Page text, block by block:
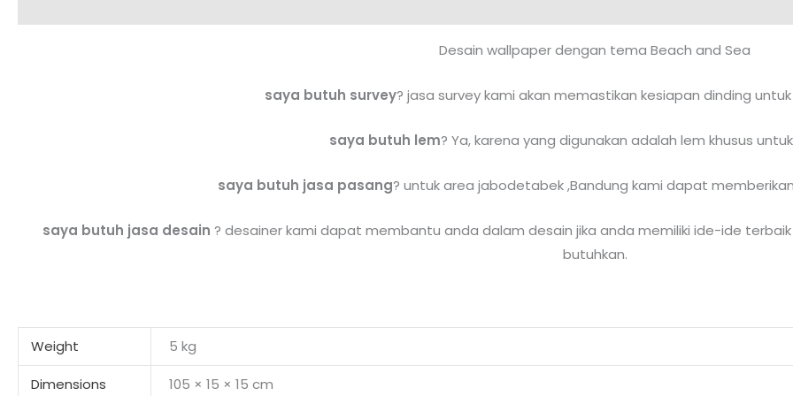
Desain wallpaper dengan tema Beach and Sea
saya butuh survey? jasa survey kami akan memastikan kesiapan dinding
saya butuh lem? Ya, karena yang digunakan adalah lem khusus
saya butuh jasa pasang? untuk area jabodetabek ,Bandung kami dapat
saya butuh jasa desain ? desainer kami dapat membantu anda dalam desain jika anda memiliki ide-ide
butuhkan.
Weight 5 kg
Dimensions 105 × 15 × 15 cm